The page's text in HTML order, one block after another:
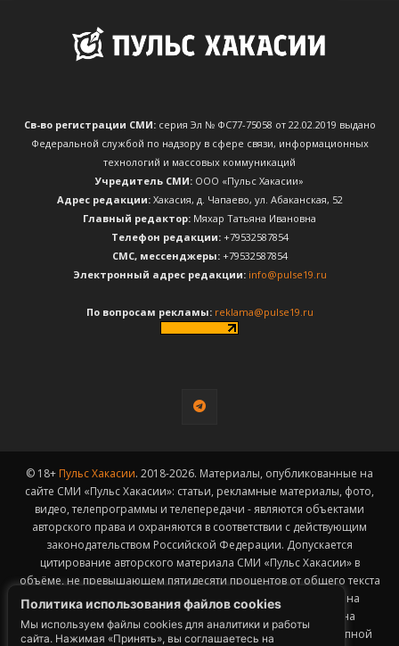
Политика использования файлов cookies
Мы используем файлы cookies для аналитики и работы
сайта. Нажимая «Принять», вы соглашаетесь на
Св-во регистрации СМИ:серия Эл № ФС77-75058 от 22.02.2019 выдано
Федеральной службой по надзору в сфере связи, информационных
технологий и массовых коммуникаций
Учредитель СМИ: ООО «Пульс Хакасии»
Адрес редакции:Хакасия, д. Чапаево, ул. Абаканская, 52
Главный редактор: Мяхар Татьяна Ивановна
Телефон редакции:+79532587854
CМС, мессенджеры:+79532587854
Электронный адрес редакции: info@pulse19.ru
По вопросам рекламы: reklama@pulse19.ru
© 18+ Пульс Хакасии. 2018-2026. Материалы, опубликованные на
сайте СМИ «Пульс Хакасии»: статьи, рекламные материалы, фото,
видео, телепрограммы и телепередачи - являются объектами
авторского права и охраняются в соответствии с действующим
законодательством Российской Федерации. Допускается
цитирование авторского материала СМИ «Пульс Хакасии» в
объёме, не превышающем пятидесяти процентов от общего текста
публикации с обязательным размещением гиперссылки на
страницу заимствования материала. Гиперссылка должна
размещаться в тексте цитируемого материала и быть доступной